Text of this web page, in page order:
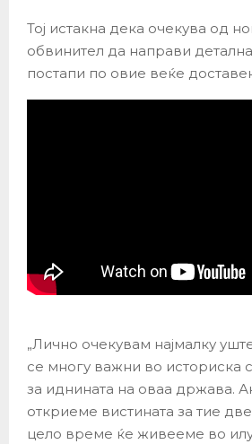
Тој истакна дека очекува од
обвинител да направи
постапи по овие веќе
„Лично очекувам најмалку
се многу важни во историска
за иднината на оваа држава.
откриеме вистината за тие
цело време ќе живееме во